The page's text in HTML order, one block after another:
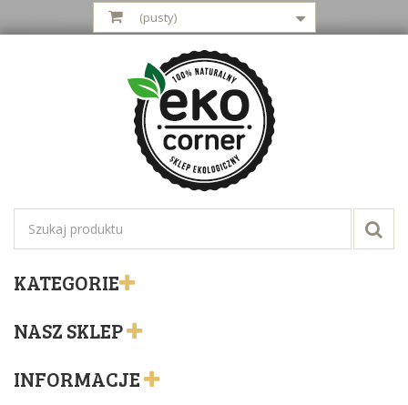
(pusty)
KATEGORIE
NASZ SKLEP
INFORMACJE